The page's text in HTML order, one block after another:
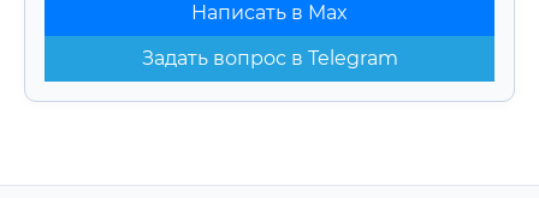
Написать в Max
Задать вопрос в Telegram